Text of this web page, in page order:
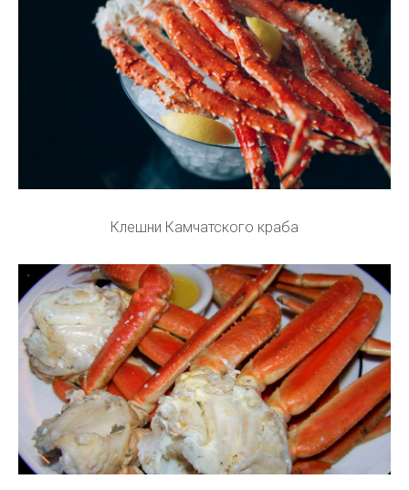
Клешни Камчатского краба